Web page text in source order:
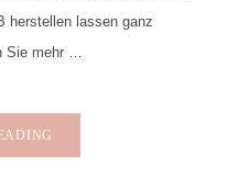
herstellen lassen ganz
Sie mehr …